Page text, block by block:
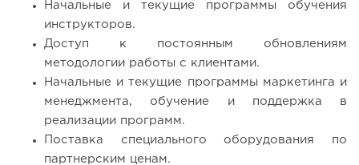
Начальные и текущие программы обучения
инструкторов.
Доступ к постоянным обновлениям
методологии работы с клиентами.
Начальные и текущие программы маркетинга и
менеджмента, обучение и поддержка в
реализации программ.
Поставка специального оборудования по
партнерским ценам.